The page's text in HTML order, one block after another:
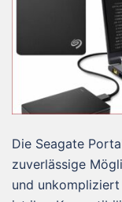
Die Seagate
zuverlässige
und